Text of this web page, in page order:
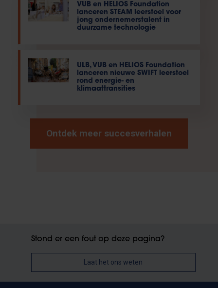
VUB en HELIOS Foundation
lanceren STEAM leerstoel voor
jong ondernemerstalent in
duurzame technologie
ULB, VUB en HELIOS Foundation
lanceren nieuwe SWIFT leerstoel
rond energie- en
klimaattransities
Ontdek meer succesverhalen
Stond er een fout op deze pagina?
Laat het ons weten